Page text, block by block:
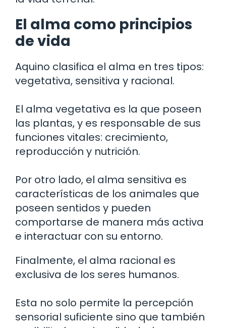
El alma como principios
de vida
Aquino clasifica el alma en tres tipos:
vegetativa, sensitiva y racional.
El alma vegetativa es la que poseen
las plantas, y es responsable de sus
funciones vitales: crecimiento,
reproducción y nutrición.
Por otro lado, el alma sensitiva es
características de los animales que
poseen sentidos y pueden
comportarse de manera más activa
e interactuar con su entorno.
Finalmente, el alma racional es
exclusiva de los seres humanos.
Esta no solo permite la percepción
sensorial suficiente sino que también